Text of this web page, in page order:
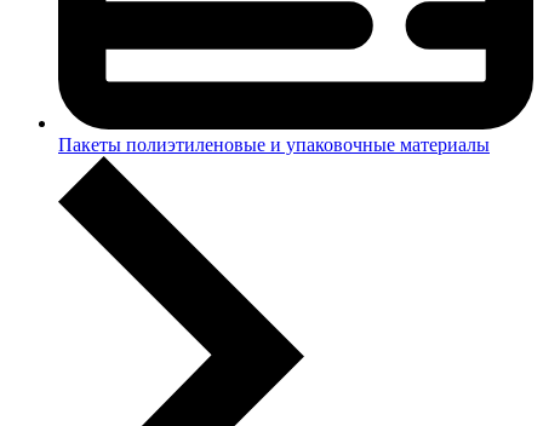
Пакеты полиэтиленовые и упаковочные материалы